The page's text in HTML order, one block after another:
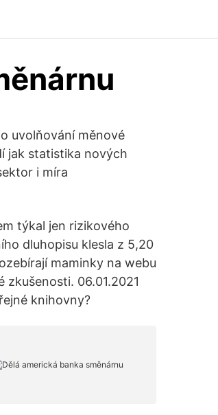
uvolňování měnové
jak statistika nových
i míra
týkal jen rizikového
dluhopisu klesla z 5,20
maminky na webu
zkušenosti. 06.01.2021
knihovny?